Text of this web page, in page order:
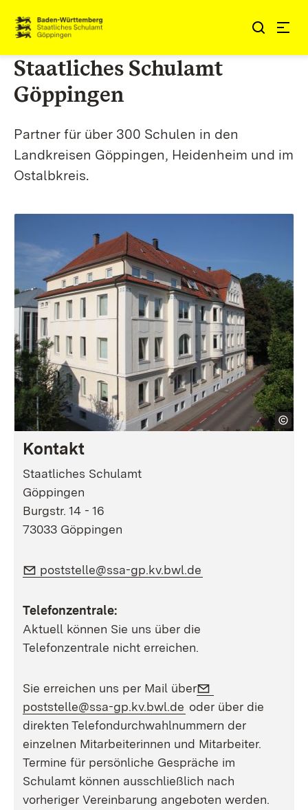
Zum Inhalt springen
Link zur Startseite
Staatliches Schulamt
Göppingen
Partner für über 300 Schulen in den
Landkreisen Göppingen, Heidenheim und im
Ostalbkreis.
Kontakt
Staatliches Schulamt
Göppingen
Burgstr. 14 - 16
73033 Göppingen
E-Mail:
poststelle@ssa-gp.kv.bwl.de
Telefonzentrale:
Aktuell können Sie uns über die
Telefonzentrale nicht erreichen.
Sie erreichen uns per Mail über
poststelle@ssa-gp.kv.bwl.de (Öffnet in neuem
oder über die
direkten Telefondurchwahlnummern der
einzelnen Mitarbeiterinnen und Mitarbeiter.
Termine für persönliche Gespräche im
Schulamt können ausschließlich nach
vorheriger Vereinbarung angeboten werden.